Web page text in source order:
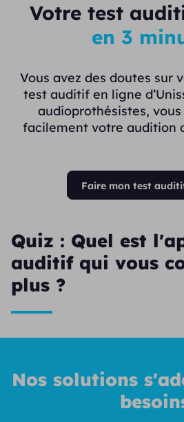
Votre test
en 3
Vous avez des doutes sur
test auditif en ligne
audioprothésistes,
facilement votre audition
Faire mon test
Quiz : Quel est
auditif qui vous
plus ?
Nos solutions